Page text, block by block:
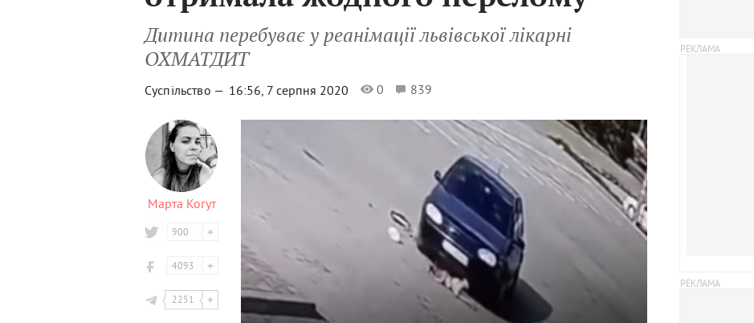
Дитина перебуває у реанімації львівської лікарні
ОХМАТДИТ
Суспільство — 16:56, 7 серпня 2020 0 839
Марта Когут
900
4093
2251